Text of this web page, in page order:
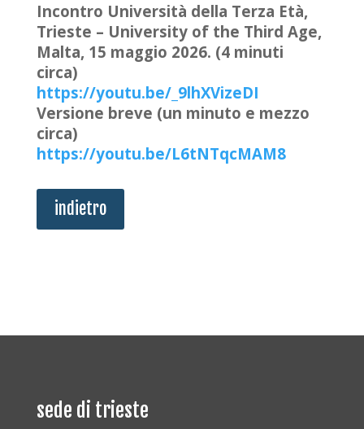
Incontro Università della Terza Età,
Trieste – University of the Third Age,
Malta, 15 maggio 2026. (4 minuti
circa)
https://youtu.be/_9lhXVizeDI
Versione breve (un minuto e mezzo
circa)
https://youtu.be/L6tNTqcMAM8
indietro
sede di trieste